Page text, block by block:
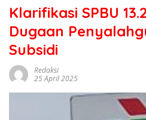
Klarifikasi SPBU
Dugaan
Subsidi
Redaksi
25 April 2025